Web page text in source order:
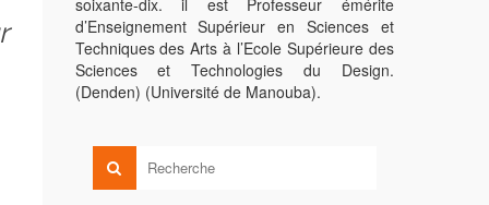
d’Enseignement Supérieur en Sciences et
Techniques des Arts à l’Ecole Supérieure des
Sciences et Technologies du Design.
(Denden) (Université de Manouba).